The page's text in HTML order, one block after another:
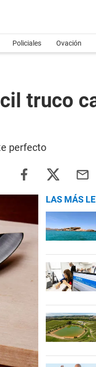
Policiales Ovación
truco
perfecto
LAS MÁS